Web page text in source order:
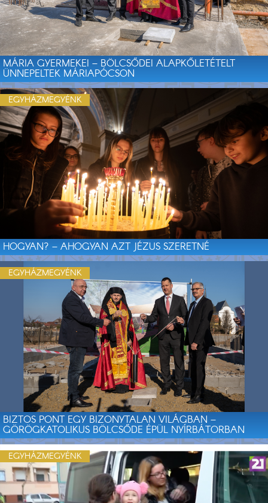
MÁRIA GYERMEKEI – BÖLCSŐDEI ALAPKŐLETÉTELT
ÜNNEPELTEK MÁRIAPÓCSON
HOGYAN? – AHOGYAN AZT JÉZUS SZERETNÉ
EGYHÁZMEGYÉNK
BIZTOS PONT EGY BIZONYTALAN VILÁGBAN –
GÖRÖGKATOLIKUS BÖLCSŐDE ÉPÜL NYÍRBÁTORBAN
EGYHÁZMEGYÉNK
EGYHÁZMEGYÉNK